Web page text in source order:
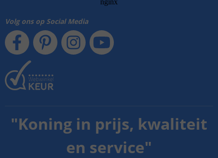
Volg ons op Social Media
"Koning in prijs, kwaliteit
en service"